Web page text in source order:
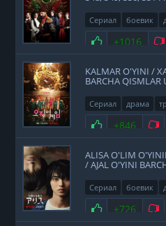
Сериал боевик
Нравится
+1016
KALMAR O'YINI /
BARCHA QISMLAR
Сериал драма
Нравится
+846
ALISA O'LIM
/ AJAL O'YINI
Сериал боевик
2020
Нравится
+726